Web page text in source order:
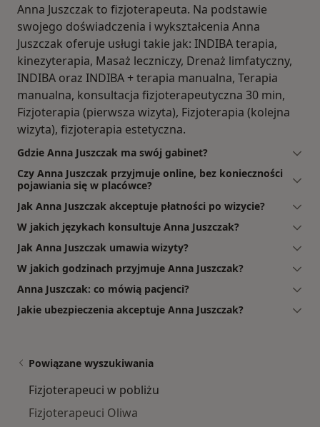
Anna Juszczak to fizjoterapeuta. Na podstawie
swojego doświadczenia i wykształcenia Anna
Juszczak oferuje usługi takie jak: INDIBA terapia,
kinezyterapia, Masaż leczniczy, Drenaż limfatyczny,
INDIBA oraz INDIBA + terapia manualna, Terapia
manualna, konsultacja fizjoterapeutyczna 30 min,
Fizjoterapia (pierwsza wizyta), Fizjoterapia (kolejna
wizyta), fizjoterapia estetyczna.
Gdzie Anna Juszczak ma swój gabinet?
Czy Anna Juszczak przyjmuje online, bez konieczności
pojawiania się w placówce?
Jak Anna Juszczak akceptuje płatności po wizycie?
W jakich językach konsultuje Anna Juszczak?
Jak Anna Juszczak umawia wizyty?
W jakich godzinach przyjmuje Anna Juszczak?
Anna Juszczak: co mówią pacjenci?
Jakie ubezpieczenia akceptuje Anna Juszczak?
Powiązane wyszukiwania
Fizjoterapeuci w pobliżu
Fizjoterapeuci Oliwa